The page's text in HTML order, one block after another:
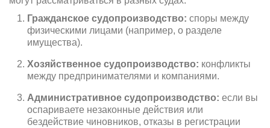
Гражданское судопроизводство: споры между
физическими лицами (например, о разделе
имущества).
Хозяйственное судопроизводство: конфликты
между предпринимателями и компаниями.
Административное судопроизводство: если вы
оспариваете незаконные действия или
бездействие чиновников, отказы в регистрации